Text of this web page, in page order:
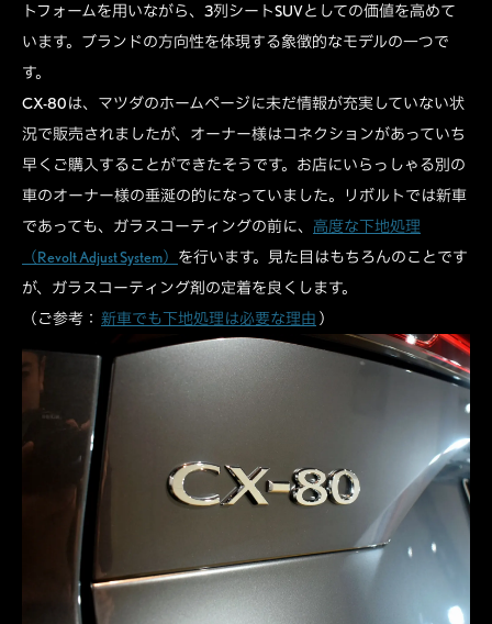
トフォームを用いながら、3列シートSUVとしての価値を高めて
います。ブランドの方向性を体現する象徴的なモデルの一つで
す。
CX-80は、マツダのホームページに未だ情報が充実していない状
況で販売されましたが、オーナー様はコネクションがあっていち
早くご購入することができたそうです。お店にいらっしゃる別の
車のオーナー様の垂涎の的になっていました。リボルトでは新車
であっても、ガラスコーティングの前に、 高度な下地処理
（Revolt Adjust System） を行います。見た目はもちろんのことです
が、ガラスコーティング剤の定着を良くします。
（ご参考： 新車でも下地処理は必要な理由 ）